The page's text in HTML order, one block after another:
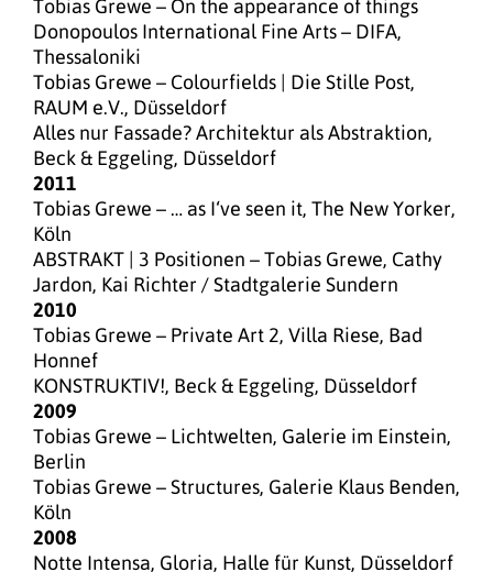
Tobias Grewe – On the appearance of things
Donopoulos International Fine Arts – DIFA,
Thessaloniki
Tobias Grewe – Colourfields | Die Stille Post,
RAUM e.V., Düsseldorf
Alles nur Fassade? Architektur als Abstraktion,
Beck & Eggeling, Düsseldorf
2011
Tobias Grewe – … as I‘ve seen it, The New Yorker,
Köln
ABSTRAKT | 3 Positionen – Tobias Grewe, Cathy
Jardon, Kai Richter / Stadtgalerie Sundern
2010
Tobias Grewe – Private Art 2, Villa Riese, Bad
Honnef
KONSTRUKTIV!, Beck & Eggeling, Düsseldorf
2009
Tobias Grewe – Lichtwelten, Galerie im Einstein,
Berlin
Tobias Grewe – Structures, Galerie Klaus Benden,
Köln
2008
Notte Intensa, Gloria, Halle für Kunst, Düsseldorf